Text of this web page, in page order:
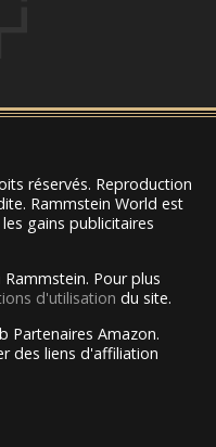
réservés. Reproduction
Rammstein World est
gains publicitaires
Pour plus
d'utilisation du site.
Partenaires Amazon.
des liens d'affiliation